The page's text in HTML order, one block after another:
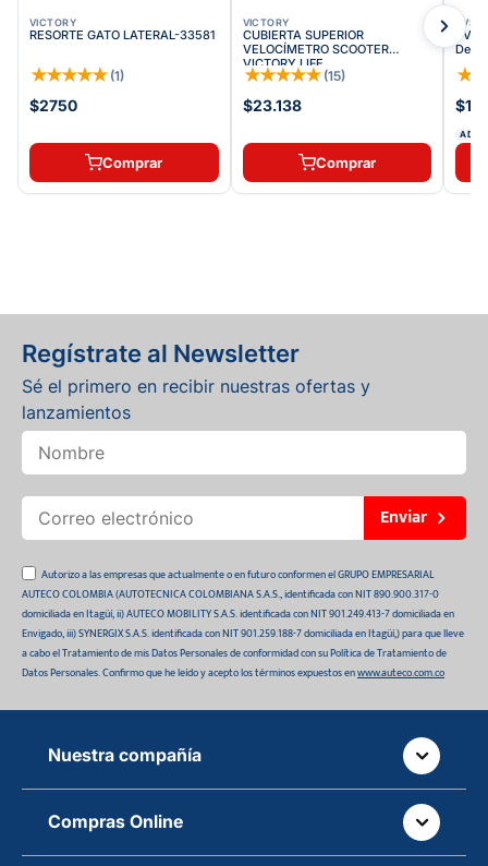
VICTORY
RESORTE GATO LATERAL-33581
★★★★★ (1)
$2750
Comprar
VICTORY
CUBIERTA SUPERIOR
VELOCÍMETRO SCOOTER
VICTORY LIFE
★★★★★ (15)
$23.138
Comprar
TVS
TVS
★
ADDI
Regístrate al Newsletter
Sé el primero en recibir nuestras ofertas y
lanzamientos
Enviar
Autorizo a las empresas que actualmente o en futuro conformen el GRUPO EMPRESARIAL
AUTECO COLOMBIA (AUTOTECNICA COLOMBIANA S.A.S., identificada con NIT 890.900.317-0
domiciliada en Itagüí, ii) AUTECO MOBILITY S.A.S. identificada con NIT 901.249.413-7 domiciliada en
Envigado, iii) SYNERGIX S.A.S. identificada con NIT 901.259.188-7 domiciliada en Itagüí,) para que lleve
a cabo el Tratamiento de mis Datos Personales de conformidad con su Política de Tratamiento de
Datos Personales. Confirmo que he leído y acepto los términos expuestos enwww.auteco.com.co
Nuestra compañía
Quiénes somos
Auteco sostenible
Compras Online
¿Dónde está tu pedido?